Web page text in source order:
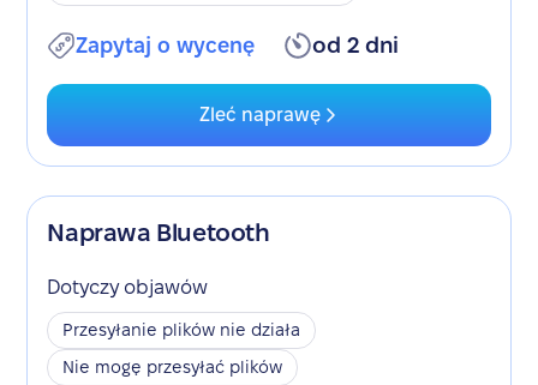
Zapytaj o wycenę od 2 dni
Zleć naprawę
Naprawa Bluetooth
Dotyczy objawów
Przesyłanie plików nie działa
Nie mogę przesyłać plików